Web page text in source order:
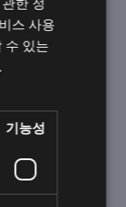
스 사용
수 있는
기능성